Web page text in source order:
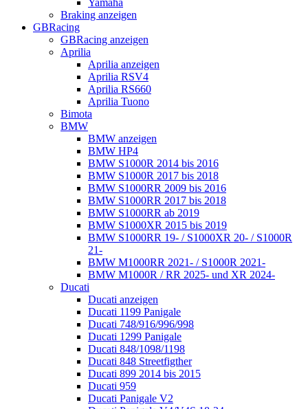
Yamaha
Braking anzeigen
GBRacing
GBRacing anzeigen
Aprilia
Aprilia anzeigen
Aprilia RSV4
Aprilia RS660
Aprilia Tuono
Bimota
BMW
BMW anzeigen
BMW HP4
BMW S1000R 2014 bis 2016
BMW S1000R 2017 bis 2018
BMW S1000RR 2009 bis 2016
BMW S1000RR 2017 bis 2018
BMW S1000RR ab 2019
BMW S1000XR 2015 bis 2019
BMW S1000RR 19- / S1000XR 20- / S1000R
21-
BMW M1000RR 2021- / S1000R 2021-
BMW M1000R / RR 2025- und XR 2024-
Ducati
Ducati anzeigen
Ducati 1199 Panigale
Ducati 748/916/996/998
Ducati 1299 Panigale
Ducati 848/1098/1198
Ducati 848 Streetfigther
Ducati 899 2014 bis 2015
Ducati 959
Ducati Panigale V2